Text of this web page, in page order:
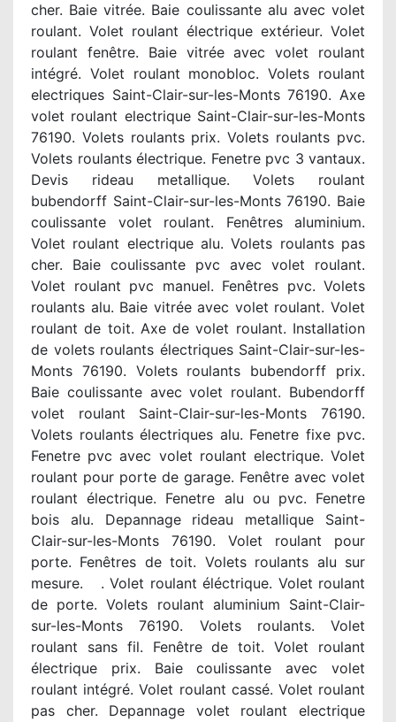
cher. Baie vitrée. Baie coulissante alu avec volet
roulant. Volet roulant électrique extérieur. Volet
roulant fenêtre. Baie vitrée avec volet roulant
intégré. Volet roulant monobloc. Volets roulant
electriques Saint-Clair-sur-les-Monts 76190. Axe
volet roulant electrique Saint-Clair-sur-les-Monts
76190. Volets roulants prix. Volets roulants pvc.
Volets roulants électrique. Fenetre pvc 3 vantaux.
Devis rideau metallique. Volets roulant
bubendorff Saint-Clair-sur-les-Monts 76190. Baie
coulissante volet roulant. Fenêtres aluminium.
Volet roulant electrique alu. Volets roulants pas
cher. Baie coulissante pvc avec volet roulant.
Volet roulant pvc manuel. Fenêtres pvc. Volets
roulants alu. Baie vitrée avec volet roulant. Volet
roulant de toit. Axe de volet roulant. Installation
de volets roulants électriques Saint-Clair-sur-les-
Monts 76190. Volets roulants bubendorff prix.
Baie coulissante avec volet roulant. Bubendorff
volet roulant Saint-Clair-sur-les-Monts 76190.
Volets roulants électriques alu. Fenetre fixe pvc.
Fenetre pvc avec volet roulant electrique. Volet
roulant pour porte de garage. Fenêtre avec volet
roulant électrique. Fenetre alu ou pvc. Fenetre
bois alu. Depannage rideau metallique Saint-
Clair-sur-les-Monts 76190. Volet roulant pour
porte. Fenêtres de toit. Volets roulants alu sur
mesure. . Volet roulant éléctrique. Volet roulant
de porte. Volets roulant aluminium Saint-Clair-
sur-les-Monts 76190. Volets roulants. Volet
roulant sans fil. Fenêtre de toit. Volet roulant
électrique prix. Baie coulissante avec volet
roulant intégré. Volet roulant cassé. Volet roulant
pas cher. Depannage volet roulant electrique